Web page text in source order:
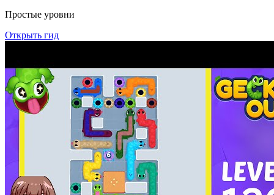
Простые уровни
Открыть гид